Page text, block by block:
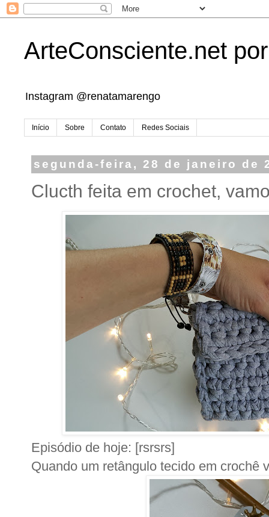
ArteConsciente.net
Instagram @renatamarengo
Início Sobre Contato Redes Sociais
segunda-feira, 28 de janeiro de
Clucth feita em crochet,
Episódio de hoje: [rsrsrs]
Quando um retângulo tecido em crochê